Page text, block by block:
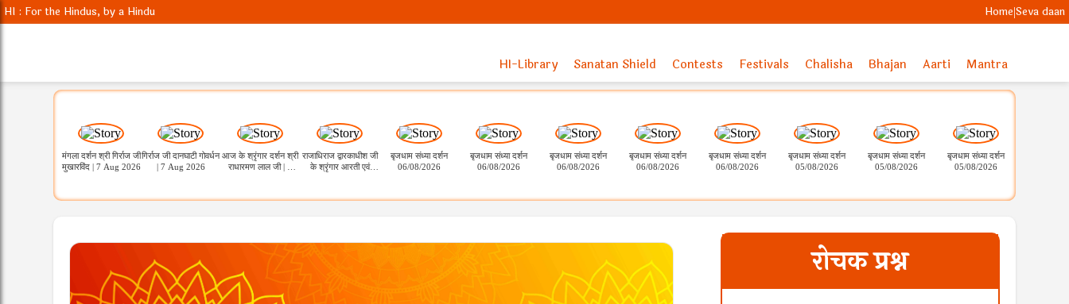
HI : For the Hindus, by a Hindu Home|Seva daan
HI-Library Sanatan Shield Contests Festivals Chalisha Bhajan Aarti Mantra
मंगला दर्शन श्री गिर्राज जी
मुखारविंद | 7 Aug 2026
गिर्राज जी दानघाटी गोवर्धन
| 7 Aug 2026
आज के श्रृंगार दर्शन श्री
राधारमण लाल जी | 7
राजाधिराज द्वारकाधीश जी
के श्रृंगार आरती एवं
बृजधाम संध्या दर्शन
06/08/2026
बृजधाम संध्या दर्शन
06/08/2026
बृजधाम संध्या दर्शन
06/08/2026
बृजधाम संध्या दर्शन
06/08/2026
बृजधाम संध्या दर्शन
06/08/2026
बृजधाम संध्या दर्शन
05/08/2026
बृजधाम संध्या दर्शन
05/08/2026
बृजधाम संध्या दर्शन
05/08/2026
रोचक प्रश्न